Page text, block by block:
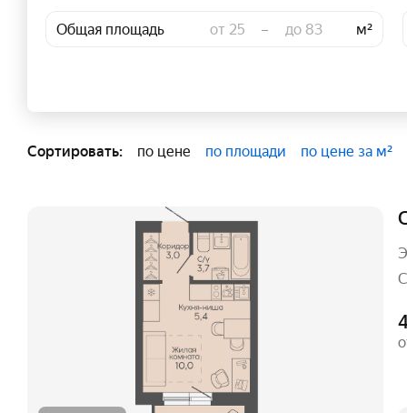
Общая площадь – м²
Сортировать: по цене по площади по цене за м²